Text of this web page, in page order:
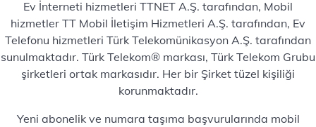
Ev İnterneti hizmetleri TTNET A.Ş. tarafından, Mobil
hizmetler TT Mobil İletişim Hizmetleri A.Ş. tarafından, Ev
Telefonu hizmetleri Türk Telekomünikasyon A.Ş. tarafından
sunulmaktadır. Türk Telekom® markası, Türk Telekom Grubu
şirketleri ortak markasıdır. Her bir Şirket tüzel kişiliği
korunmaktadır.
Yeni abonelik ve numara taşıma başvurularında mobil